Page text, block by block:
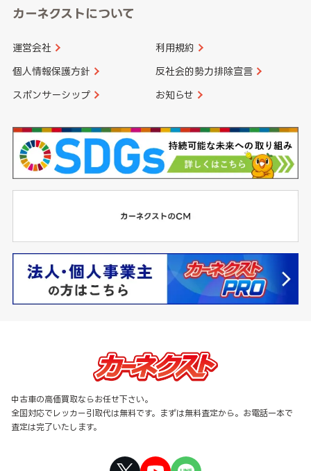
カーネクストについて
運営会社 利用規約
個人情報保護方針 反社会的勢力排除宣言
スポンサーシップ お知らせ
中古車の高価買取ならお任せ下さい。
全国対応でレッカー引取代は無料です。まずは無料査定から。お電話一本で
査定は完了いたします。